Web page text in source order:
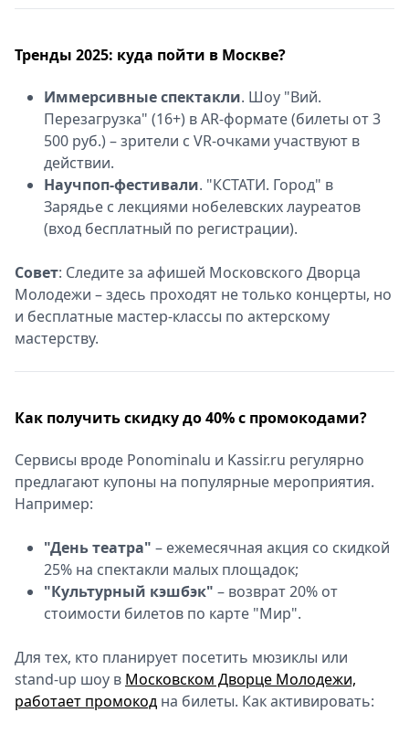
Тренды 2025: куда пойти в Москве?
Иммерсивные спектакли. Шоу "Вий.
Перезагрузка" (16+) в AR-формате (билеты от 3
500 руб.) – зрители с VR-очками участвуют в
действии.
Научпоп-фестивали. "КСТАТИ. Город" в
Зарядье с лекциями нобелевских лауреатов
(вход бесплатный по регистрации).
Совет: Следите за афишей Московского Дворца
Молодежи – здесь проходят не только концерты, но
и бесплатные мастер-классы по актерскому
мастерству.
Как получить скидку до 40% с промокодами?
Сервисы вроде Ponominalu и Kassir.ru регулярно
предлагают купоны на популярные мероприятия.
Например:
"День театра" – ежемесячная акция со скидкой
25% на спектакли малых площадок;
"Культурный кэшбэк" – возврат 20% от
стоимости билетов по карте "Мир".
Для тех, кто планирует посетить мюзиклы или
stand-up шоу в Московском Дворце Молодежи,
работает промокод на билеты. Как активировать: